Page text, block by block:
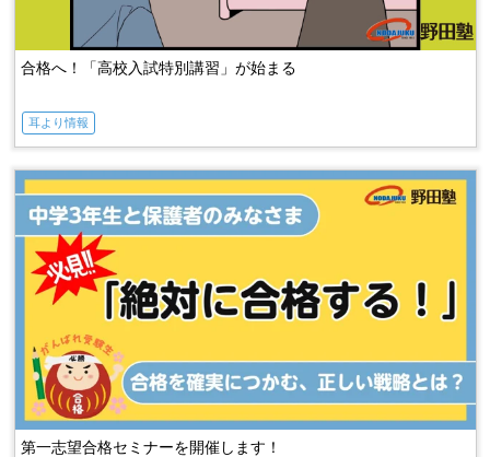
耳より情報
合格へ！「高校入試特別講習」が始まる
第一志望合格セミナーを開催します！